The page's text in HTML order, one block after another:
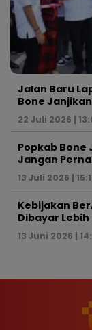
Jalan Baru
Bone
22 Juli 2026 |
Popkab Bone
Jangan
13 Juli 2026 |
Kebijakan
Dibayar
13 Juni 2026 |